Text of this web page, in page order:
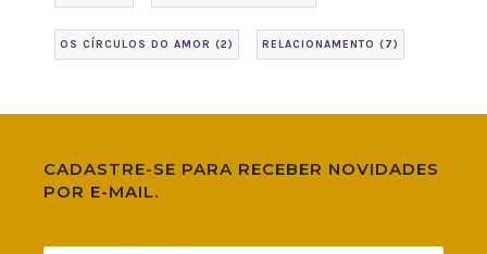
OS CÍRCULOS DO AMOR (2) RELACIONAMENTO (7)
CADASTRE-SE PARA RECEBER NOVIDADES
POR E-MAIL.